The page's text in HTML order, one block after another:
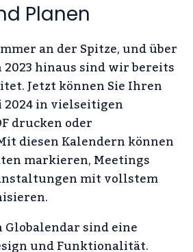
Planen
an der Spitze, und über
hinaus sind wir bereits
Jetzt können Sie Ihren
in vielseitigen
drucken oder
diesen Kalendern können
markieren, Meetings
mit vollstem
sind eine
und Funktionalität.